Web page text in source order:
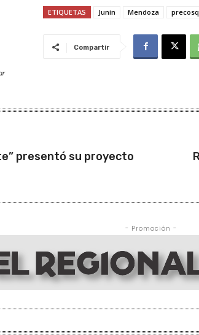
ETIQUETAS Junín Mendoza
Compartir
presentó su proyecto
- Promoción -